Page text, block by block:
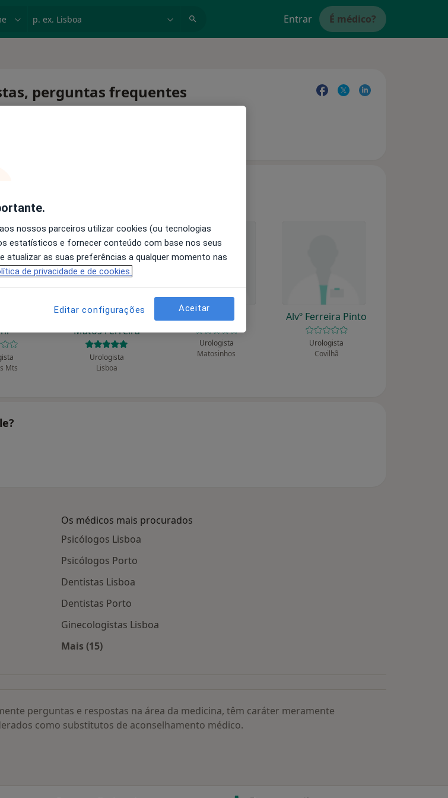
Entrar É médico?
perguntas frequentes
Mts
Alberto Rodrigues de
Matos Ferreira
Urologista
Lisboa
Álvaro Costa
Urologista
Matosinhos
Alvº Ferreira Pinto
Urologista
Covilhã
Os médicos mais procurados
Psicólogos Lisboa
Psicólogos Porto
Dentistas Lisboa
Dentistas Porto
Ginecologistas Lisboa
Mais (15)
perguntas e respostas na área da medicina, têm caráter meramente
como substitutos de aconselhamento médico.
nossos parceiros utilizar cookies (ou tecnologias
estatísticos e fornecer conteúdo com base nos seus
atualizar as suas preferências a qualquer momento nas
de privacidade e de cookies.
Editar configurações Aceitar